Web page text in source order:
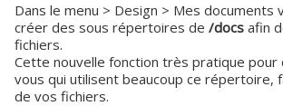
Dans le menu > Design > Mes documents vous pouvez
créer des sous répertoires de /docs afin
fichiers.
Cette nouvelle fonction très pratique pour
vous qui utilisent beaucoup ce répertoire,
de vos fichiers.